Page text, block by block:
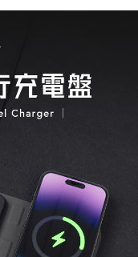
請聯繫「AFTEE先享後付
support/home
先享後付」服務完成之交
人之同意方可使用
失，本公司不負相關責
之用戶狀況，依本公司即
形，本公司將視審查結果
若發現惡意使用之情形，